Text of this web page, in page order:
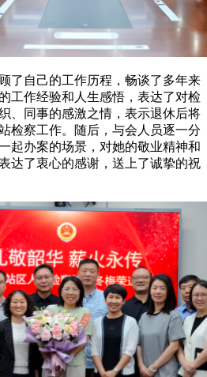
了自己的工作历程，畅谈了多年来
工作经验和人生感悟，表达了对检
、同事的感激之情，表示退休后将
检察工作。随后，与会人员逐一分
起办案的场景，对她的敬业精神和
达了衷心的感谢，送上了诚挚的祝